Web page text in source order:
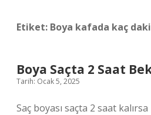
Etiket: Boya kafada kaç
Boya Saçta 2 Saat
Tarih: Ocak 5, 2025
Saç boyası saçta 2 saat